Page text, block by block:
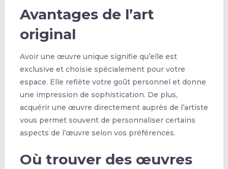
Avantages de l’art
original
Avoir une œuvre unique signifie qu’elle est
exclusive et choisie spécialement pour votre
espace. Elle reflète votre goût personnel et donne
une impression de sophistication. De plus,
acquérir une œuvre directement auprès de l’artiste
vous permet souvent de personnaliser certains
aspects de l’œuvre selon vos préférences.
Où trouver des œuvres